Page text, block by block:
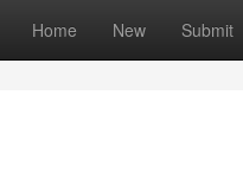
Home New Submit